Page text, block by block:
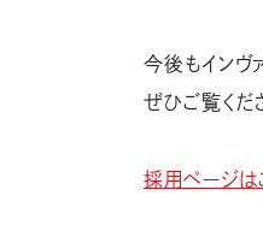
今後もインヴ
ぜひご覧くだ
採用ページは